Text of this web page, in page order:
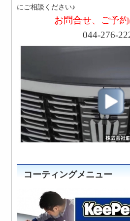
にご相談ください♪
お問合せ、ご予
044-276-
コーティングメニュー